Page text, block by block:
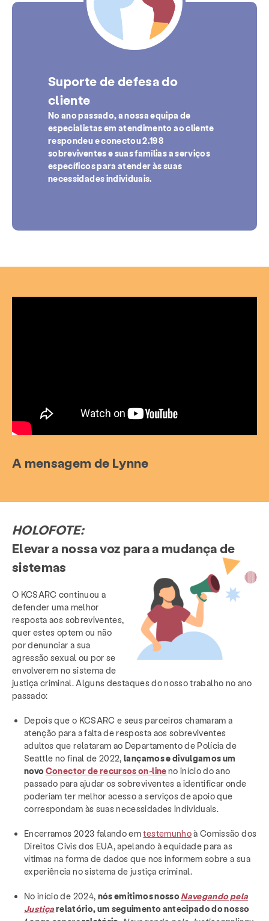
Suporte de defesa do
cliente
No ano passado, a nossa equipa de
especialistas em atendimento ao cliente
respondeu e conectou 2.198
sobreviventes e suas famílias a serviços
específicos para atender às suas
necessidades individuais.
A mensagem de Lynne
HOLOFOTE:
Elevar a nossa voz para a mudança de
sistemas
O KCSARC continuou a
defender uma melhor
resposta aos sobreviventes,
quer estes optem ou não
por denunciar a sua
agressão sexual ou por se
envolverem no sistema de
justiça criminal. Alguns destaques do nosso trabalho no ano
passado:
Depois que o KCSARC e seus parceiros chamaram a
atenção para a falta de resposta aos sobreviventes
adultos que relataram ao Departamento de Polícia de
Seattle no final de 2022,lançamos e divulgamos um
novoConector de recursos on-lineno início do ano
passado para ajudar os sobreviventes a identificar onde
poderiam ter melhor acesso a serviços de apoio que
correspondam às suas necessidades individuais.
Encerramos 2023 falando emtestemunhoà Comissão dos
Direitos Civis dos EUA, apelando à equidade para as
vítimas na forma de dados que nos informem sobre a sua
experiência no sistema de justiça criminal.
No início de 2024, nós emitimos nossoNavegando pela
Justiçarelatório, um seguimento antecipado do nosso